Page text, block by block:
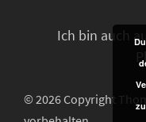
Ich bin auch
© 2026 Copyright